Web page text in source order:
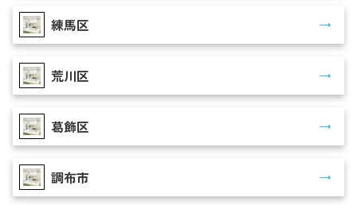
練馬区
荒川区
葛飾区
調布市